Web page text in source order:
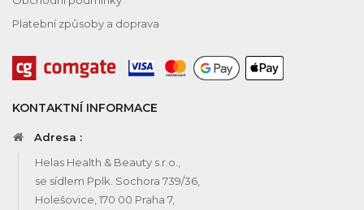
Platební způsoby a doprava
KONTAKTNÍ INFORMACE
Adresa :
Helas Health & Beauty s.r.o.,
se sídlem Pplk. Sochora 739/36,
Holešovice, 170 00 Praha 7,